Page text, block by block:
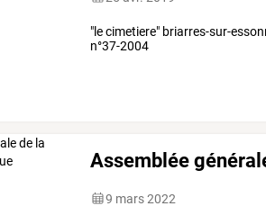
"le cimetiere" briarres-sur-
n°37-2004
Assemblée
9 mars 2022